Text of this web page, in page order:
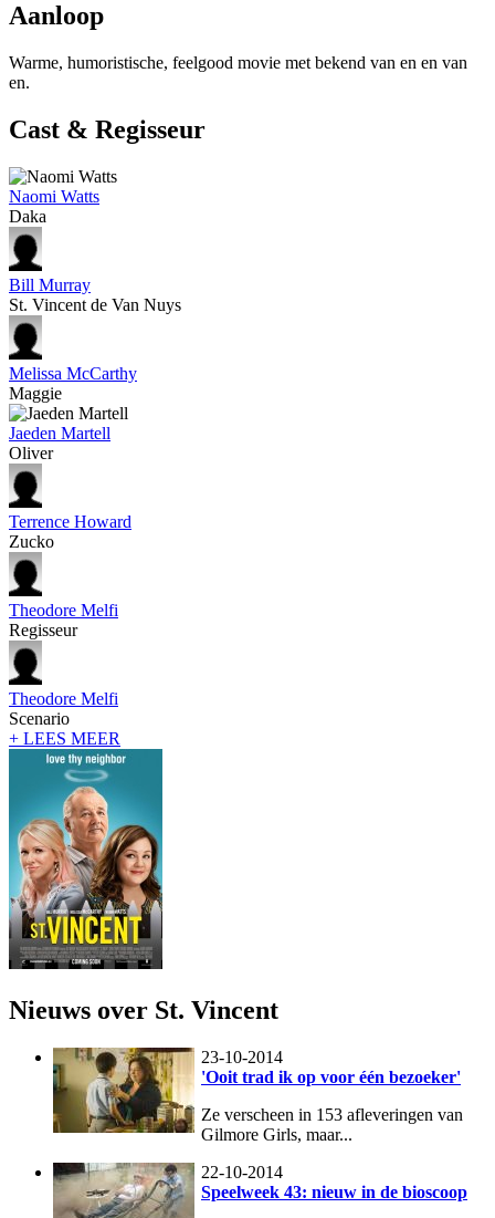
Aanloop
Warme, humoristische, feelgood movie met bekend van en en van
en.
Cast & Regisseur
Naomi Watts
Daka
Bill Murray
St. Vincent de Van Nuys
Melissa McCarthy
Maggie
Jaeden Martell
Oliver
Terrence Howard
Zucko
Theodore Melfi
Regisseur
Theodore Melfi
Scenario
+ LEES MEER
Nieuws over St. Vincent
23-10-2014
'Ooit trad ik op voor één bezoeker'
Ze verscheen in 153 afleveringen van
Gilmore Girls, maar...
22-10-2014
Speelweek 43: nieuw in de bioscoop